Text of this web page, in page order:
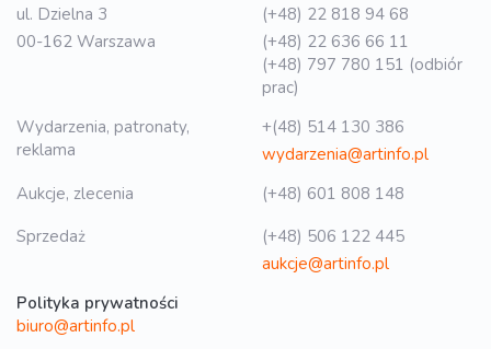
ul. Dzielna 3
00-162 Warszawa
(+48) 22 818 94 68
(+48) 22 636 66 11
(+48) 797 780 151 (odbiór
prac)
Wydarzenia, patronaty,
reklama
+(48) 514 130 386
wydarzenia@artinfo.pl
Aukcje, zlecenia
(+48) 601 808 148
Sprzedaż
(+48) 506 122 445
aukcje@artinfo.pl
Polityka prywatności
biuro@artinfo.pl